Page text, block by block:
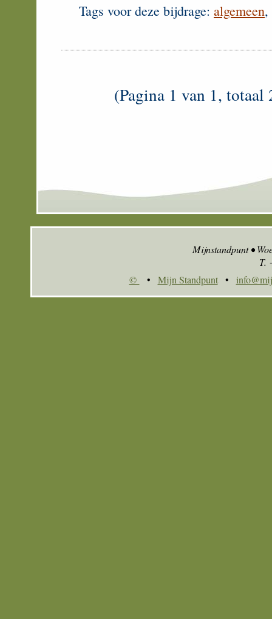
Tags voor deze bijdrage: algemeen,
(Pagina 1 van 1,
Mijnstandpunt •
T.
©
• Mijn Standpunt •